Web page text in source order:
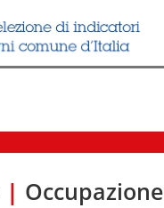
| Occupazione